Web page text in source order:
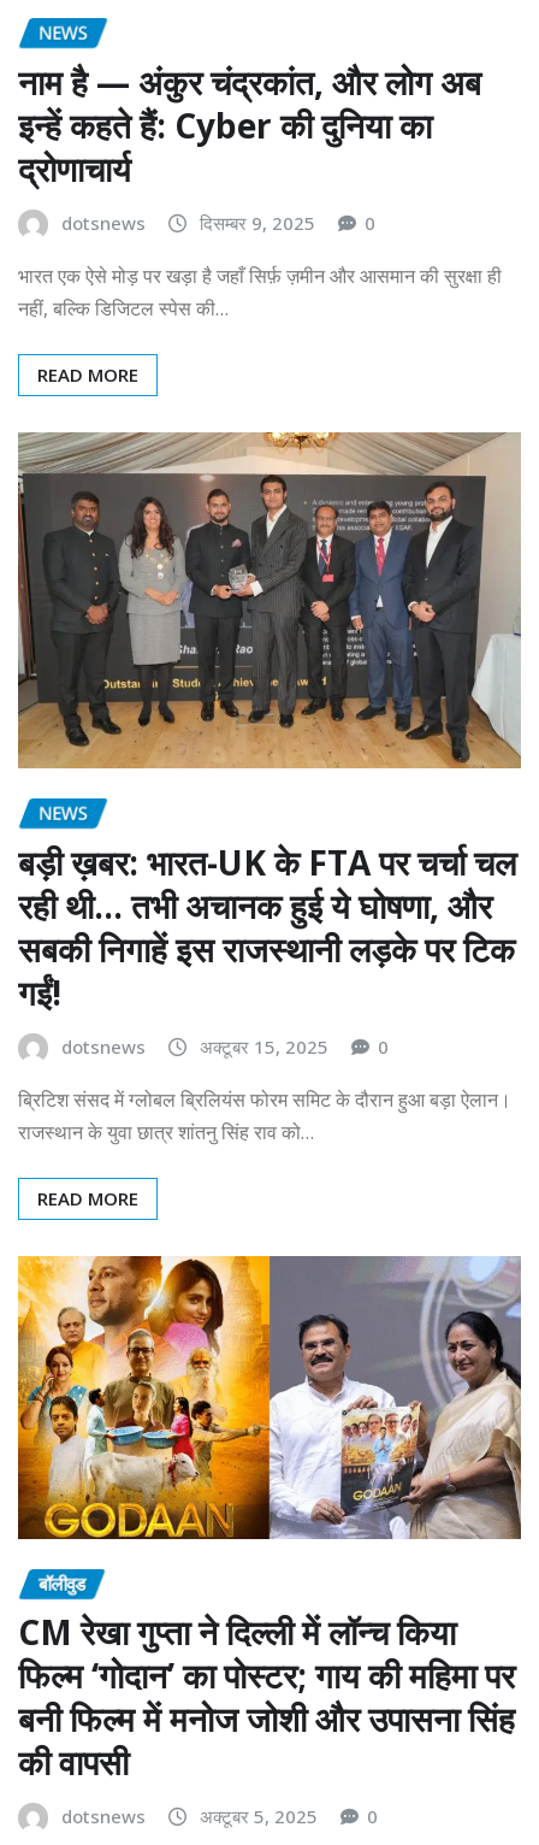
NEWS
नाम है — अंकुर चंद्रकांत, और लोग अब
इन्हें कहते हैं: Cyber की दुनिया का
द्रोणाचार्य
dotsnews दिसम्बर 9, 2025 0
भारत एक ऐसे मोड़ पर खड़ा है जहाँ सिर्फ़ ज़मीन और आसमान की सुरक्षा ही
नहीं, बल्कि डिजिटल स्पेस की…
READ MORE
NEWS
बड़ी ख़बर: भारत-UK के FTA पर चर्चा चल
रही थी… तभी अचानक हुई ये घोषणा, और
सबकी निगाहें इस राजस्थानी लड़के पर टिक
गईं!
dotsnews अक्टूबर 15, 2025 0
ब्रिटिश संसद में ग्लोबल ब्रिलियंस फोरम समिट के दौरान हुआ बड़ा ऐलान।
राजस्थान के युवा छात्र शांतनु सिंह राव को…
READ MORE
बॉलीवुड
CM रेखा गुप्ता ने दिल्ली में लॉन्च किया
फिल्म ‘गोदान’ का पोस्टर; गाय की महिमा पर
बनी फिल्म में मनोज जोशी और उपासना सिंह
की वापसी
dotsnews अक्टूबर 5, 2025 0